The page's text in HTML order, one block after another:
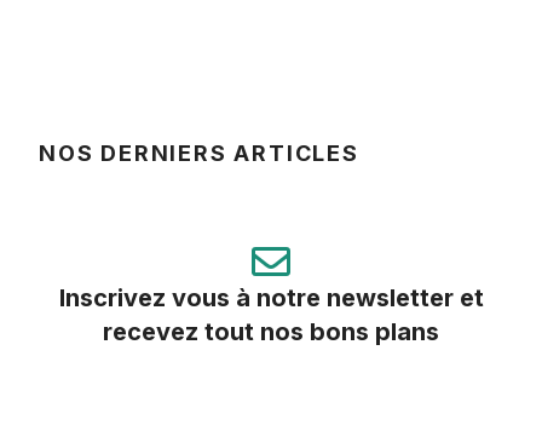
NOS DERNIERS ARTICLES
Inscrivez vous à notre newsletter et
recevez tout nos bons plans